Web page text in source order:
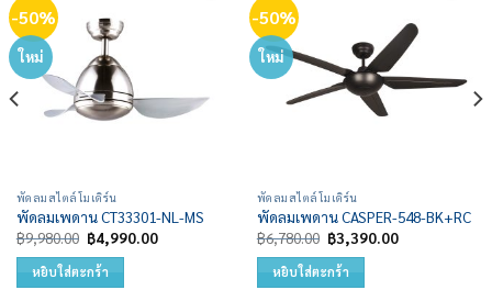
-50%
ใหม่
พัดลมสไตล์โมเดิร์น
พัดลมเพดาน CT33301-NL-MS
฿9,980.00 Original
price
was:
฿9,980.00.
฿4,990.00Current
price
หยิบใส่ตะกร้า
-50%
ใหม่
พัดลมสไตล์โมเดิร์น
พัดลมเพดาน CASPER-548-BK+RC
฿6,780.00 Original
price
was:
฿6,780.00.
฿3,390.00Current
price
หยิบใส่ตะกร้า